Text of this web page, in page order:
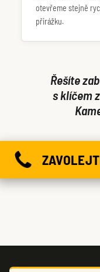
otevřeme stejně
přirážku.
Řešíte
s klíčem